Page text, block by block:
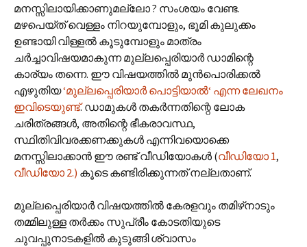
മനസ്സിലായിക്കാണുമല്ലോ ? സംശയം വേണ്ട.
മഴപെയ്ത് വെള്ളം നിറയുമ്പോളും, ഭൂമി കുലുക്കം
ഉണ്ടായി വിള്ളൽ കൂടുമ്പോളും മാത്രം
ചർച്ചാവിഷയമാകുന്ന മുല്ലപ്പെരിയാർ ഡാമിന്റെ
കാര്യം തന്നെ. ഈ വിഷയത്തിൽ മുൻപൊരിക്കൽ
എഴുതിയ‘മുല്ലപ്പെരിയാർ പൊട്ടിയാൽ‘ എന്ന ലേഖനം
ഇവിടെയുണ്ട്. ഡാമുകൾ തകർന്നതിന്റെ ലോക
ചരിത്രങ്ങൾ, അതിന്റെ ഭീകരാവസ്ഥ,
സ്ഥിതിവിവരക്കണക്കുകൾ എന്നിവയൊക്കെ
മനസ്സിലാക്കാൻ ഈ രണ്ട് വീഡിയോകൾ (വീഡിയോ 1,
വീഡിയോ 2.) കൂടെ കണ്ടിരിക്കുന്നത് നല്ലതാണ്.
മുല്ലപ്പെരിയാർ വിഷയത്തിൽ കേരളവും തമിഴ്‌നാടും
തമ്മിലുള്ള തർക്കം സുപ്രീം കോടതിയുടെ
ചുവപ്പുനാടകളിൽ കുടുങ്ങി ശ്വാസം